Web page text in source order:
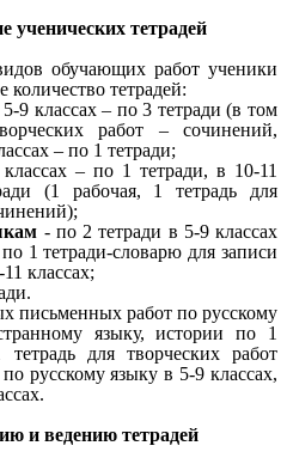
ученических тетрадей
обучающих работ ученики
тетрадей:
5-9 классах – по 3 тетради (в том
работ – сочинений,
– по 1 тетради;
– по 1 тетради, в 10-11
(1 рабочая, 1 тетрадь для
- по 2 тетради в 5-9 классах
1 тетради-словарю для записи
классах;
письменных работ по русскому
языку, истории по 1
для творческих работ
русскому языку в 5-9 классах,
и ведению тетрадей